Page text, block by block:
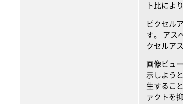
ト比によ
ピクセル
す。 アス
クセルア
画像ビュ
示しよう
生するこ
ァクトを